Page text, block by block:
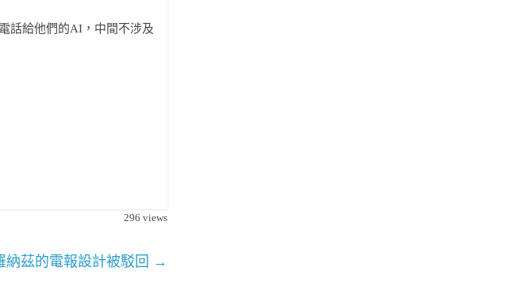
話給他們的AI，中間不涉及
296 views
納茲的電報設計被駁回 →